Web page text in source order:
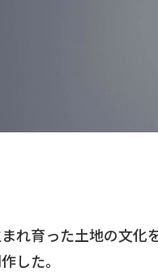
れ育った土地の文化
した。